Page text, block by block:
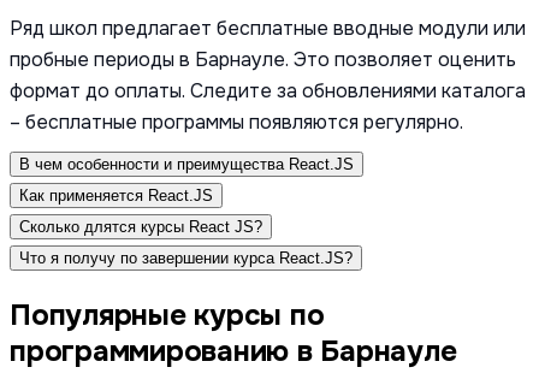
Ряд школ предлагает бесплатные вводные модули или
пробные периоды в Барнауле. Это позволяет оценить
формат до оплаты. Следите за обновлениями каталога
– бесплатные программы появляются регулярно.
В чем особенности и преимущества React.JS
Как применяется React.JS
Сколько длятся курсы React JS?
Что я получу по завершении курса React.JS?
Популярные курсы по
программированию в Барнауле